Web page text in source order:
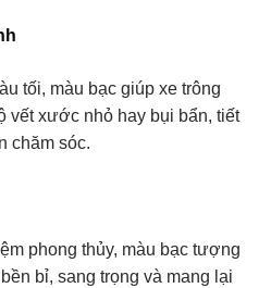
tối, màu bạc giúp xe trông
vết xước nhỏ hay bụi bẩn, tiết
chăm sóc.
phong thủy, màu bạc tượng
bỉ, sang trọng và mang lại